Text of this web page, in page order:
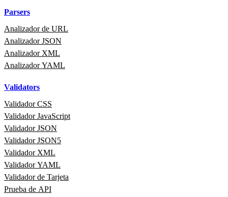
Parsers
Analizador de URL
Analizador JSON
Analizador XML
Analizador YAML
Validators
Validador CSS
Validador JavaScript
Validador JSON
Validador JSON5
Validador XML
Validador YAML
Validador de Tarjeta
Prueba de API